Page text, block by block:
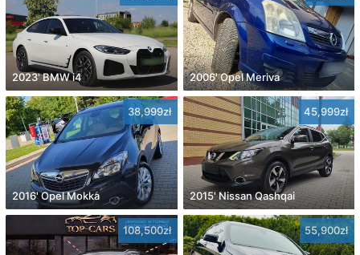
2023' BMW i4 2006' Opel Meriva
38,999zł
2016' Opel Mokka
45,999zł
2015' Nissan Qashqai
108,500zł 55,900zł